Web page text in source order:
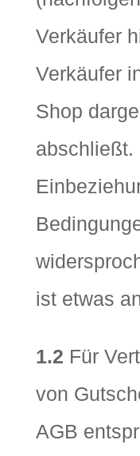
Verkäufer
Verkäufer
Shop
abschließt.
ist etwas
1.2 Für
von
AGB